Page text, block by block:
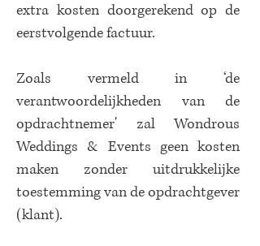
extra kosten doorgerekend op de
eerstvolgende factuur.
Zoals vermeld in ‘de
verantwoordelijkheden van de
opdrachtnemer' zal Wondrous
Weddings & Events geen kosten
maken zonder uitdrukkelijke
toestemming van de opdrachtgever
(klant).